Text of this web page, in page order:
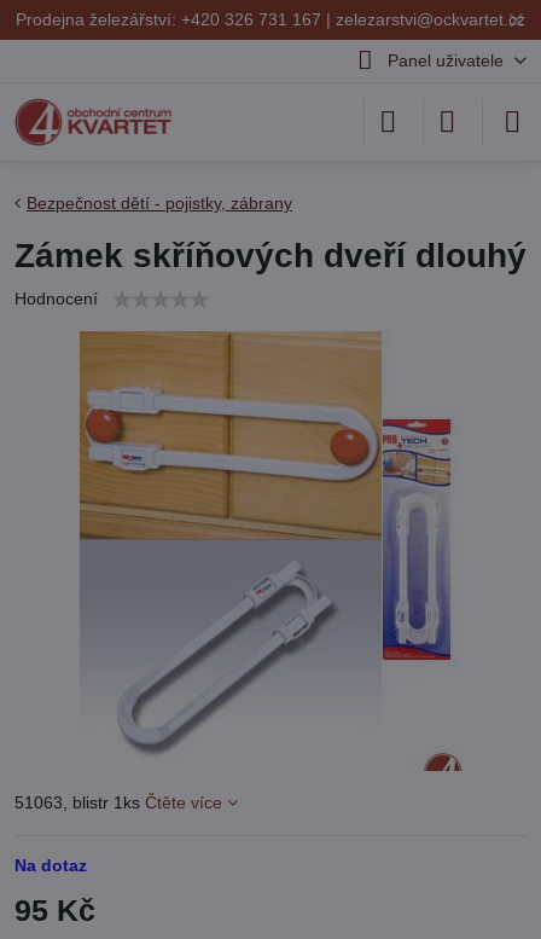
✕
Prodejna železářství: +420 326 731 167 | zelezarstvi@ockvartet.cz
Panel uživatele
Bezpečnost dětí - pojistky, zábrany
Zámek skříňových dveří dlouhý
Hodnocení
51063, blistr 1ks Čtěte více
Na dotaz
95 Kč